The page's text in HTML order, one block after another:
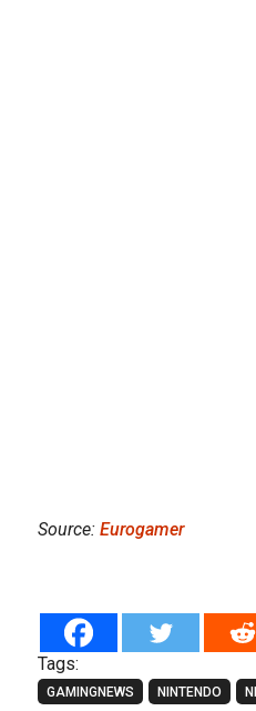
Source: Eurogamer
Tags:
GAMINGNEWS NINTENDO